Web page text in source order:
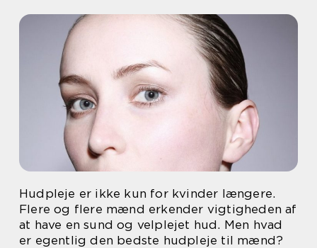
Hudpleje er ikke kun for kvinder længere.
Flere og flere mænd erkender vigtigheden af
at have en sund og velplejet hud. Men hvad
er egentlig den bedste hudpleje til mænd?